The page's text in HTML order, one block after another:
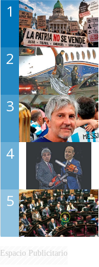
1
2
3
4
5
Espacio Publicitario